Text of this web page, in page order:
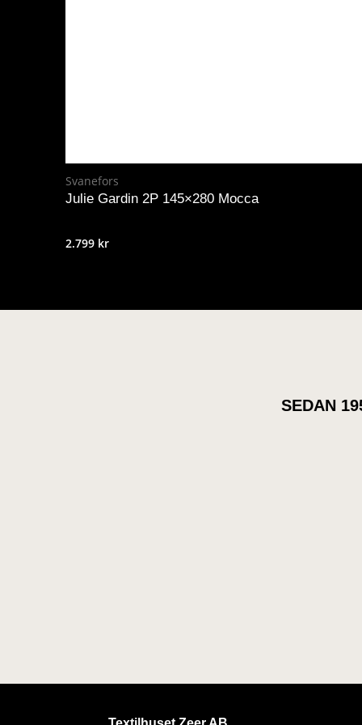
Svanefors
Julie Gardin 2P 145×280 Mocca
2.799 kr
SEDAN